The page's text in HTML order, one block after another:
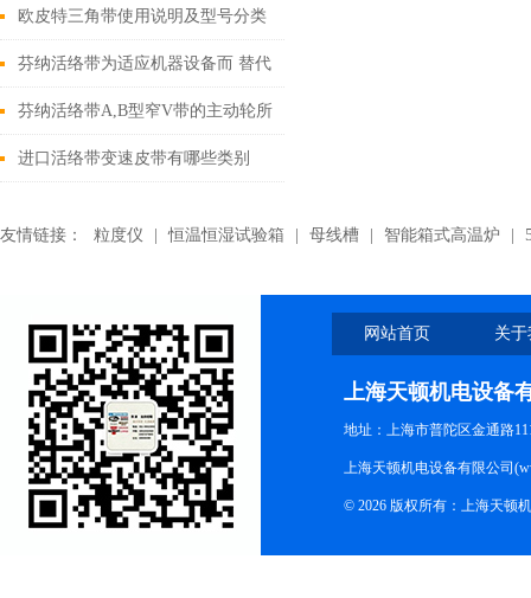
构概述
欧皮特三角带使用说明及型号分类
芬纳活络带为适应机器设备而 替代
窄V带传动的途径
芬纳活络带A,B型窄V带的主动轮所
承受的拉力
进口活络带变速皮带有哪些类别
友情链接： 粒度仪 恒温恒湿试验箱 母线槽 智能箱式高温炉
网站首页 关
上海天顿机电设备
地址：上海市普陀区金通路
上海天顿机电设备有限公司
© 2026 版权所有：上海天顿